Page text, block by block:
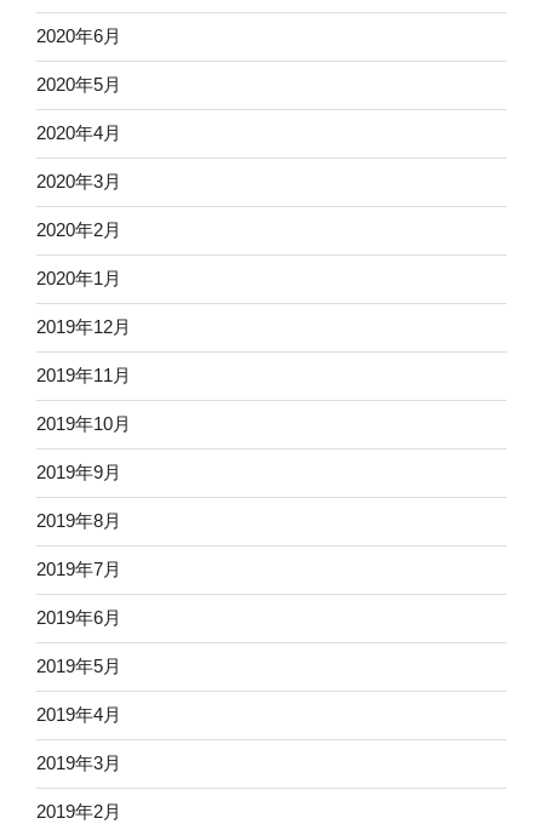
2020年6月
2020年5月
2020年4月
2020年3月
2020年2月
2020年1月
2019年12月
2019年11月
2019年10月
2019年9月
2019年8月
2019年7月
2019年6月
2019年5月
2019年4月
2019年3月
2019年2月